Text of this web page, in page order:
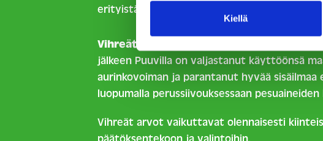
Kiellä
erityistä huomiota.
Vihreät valinnat osana toimintaa.
jälkeen Puuvilla on valjastanut käyttöönsä
aurinkovoiman ja parantanut hyvää sisäilmaa
luopumalla perussiivouksessaan
Vihreät arvot vaikuttavat olennaisesti